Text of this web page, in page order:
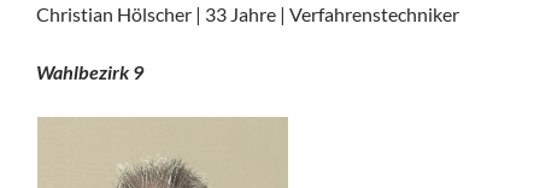
Christian Hölscher | 33 Jahre | Verfahrenstechniker
Wahlbezirk 9